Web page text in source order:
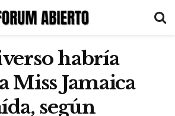
habría
Miss Jamaica
según